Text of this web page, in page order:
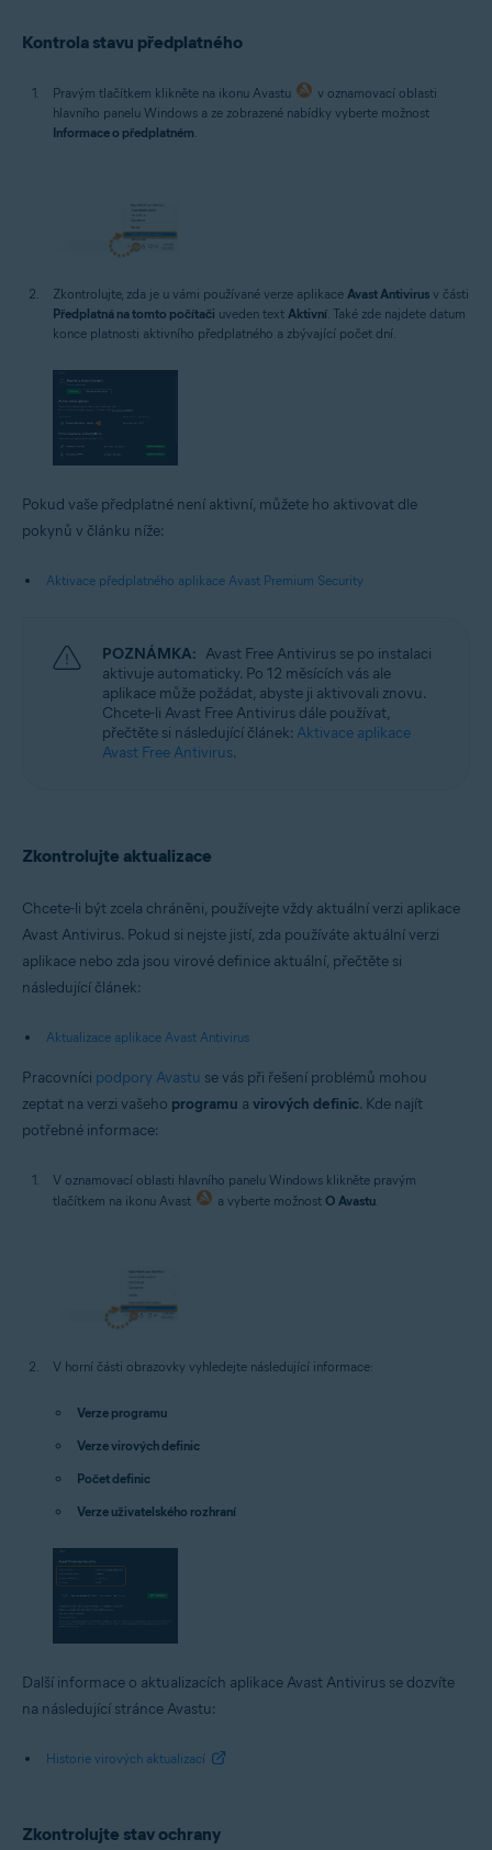
Kontrola stavu předplatného
Pravým tlačítkem klikněte na ikonu Avastu
v oznamovací oblasti
hlavního panelu Windows a ze zobrazené nabídky vyberte možnost
Informace o předplatném
Zkontrolujte, zda je u vámi používané verze aplikace Avast Antivirus v části
Předplatná na tomto počítači uveden text Aktivní . Také zde najdete datum
konce platnosti aktivního předplatného a zbývající počet dní.
Pokud vaše předplatné není aktivní, můžete ho aktivovat dle
pokynů v článku níže:
Aktivace předplatného aplikace Avast Premium Security
POZNÁMKA: Avast Free Antivirus se po instalaci
aktivuje automaticky. Po 12 měsících vás ale
aplikace může požádat, abyste ji aktivovali znovu.
Chcete-li Avast Free Antivirus dále používat,
přečtěte si následující článek: Aktivace aplikace
Avast Free Antivirus.
Zkontrolujte aktualizace
Chcete-li být zcela chráněni, používejte vždy aktuální verzi aplikace
Avast Antivirus. Pokud si nejste jistí, zda používáte aktuální verzi
aplikace nebo zda jsou virové definice aktuální, přečtěte si
následující článek:
Aktualizace aplikace Avast Antivirus
Pracovníci podpory Avastu se vás při řešení problémů mohou
zeptat na verzi vašeho programu a virových definic. Kde najít
potřebné informace:
V oznamovací oblasti hlavního panelu Windows klikněte pravým
tlačítkem na ikonu Avast
a vyberte možnost O Avastu
V horní části obrazovky vyhledejte následující informace:
Verze programu
Verze virových definic
Počet definic
Verze uživatelského rozhraní
Další informace o aktualizacích aplikace Avast Antivirus se dozvíte
na následující stránce Avastu:
Historie virových aktualizací
Zkontrolujte stav ochrany